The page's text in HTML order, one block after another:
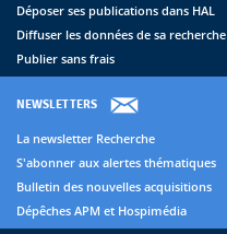
Déposer ses publications dans HAL
Diffuser les données de sa recherche
Publier sans frais
NEWSLETTERS
La newsletter Recherche
S'abonner aux alertes thématiques
Bulletin des nouvelles acquisitions
Dépêches APM et Hospimédia